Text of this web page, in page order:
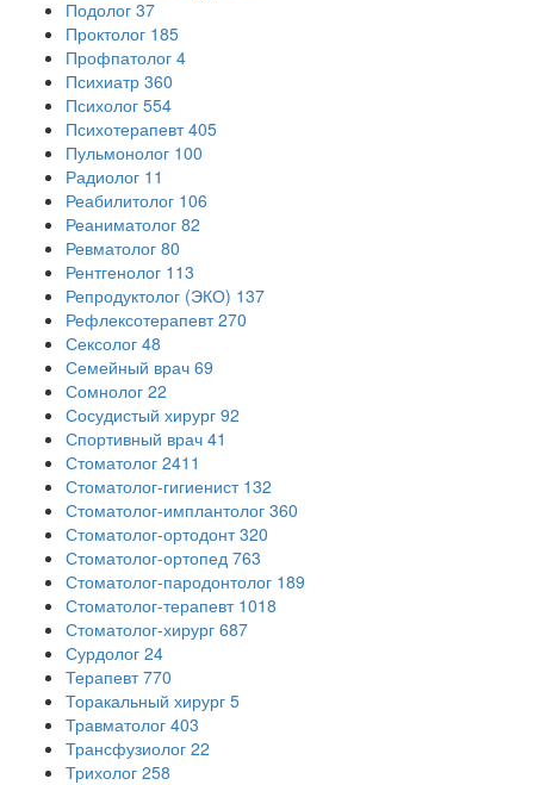
Подолог 37
Проктолог 185
Профпатолог 4
Психиатр 360
Психолог 554
Психотерапевт 405
Пульмонолог 100
Радиолог 11
Реабилитолог 106
Реаниматолог 82
Ревматолог 80
Рентгенолог 113
Репродуктолог (ЭКО) 137
Рефлексотерапевт 270
Сексолог 48
Семейный врач 69
Сомнолог 22
Сосудистый хирург 92
Спортивный врач 41
Стоматолог 2411
Стоматолог-гигиенист 132
Стоматолог-имплантолог 360
Стоматолог-ортодонт 320
Стоматолог-ортопед 763
Стоматолог-пародонтолог 189
Стоматолог-терапевт 1018
Стоматолог-хирург 687
Сурдолог 24
Терапевт 770
Торакальный хирург 5
Травматолог 403
Трансфузиолог 22
Трихолог 258